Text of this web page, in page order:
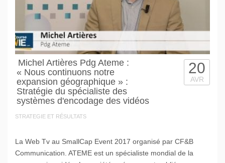
Michel Artières Pdg Ateme :
« Nous continuons notre
expansion géographique » :
Stratégie du spécialiste des
systèmes d'encodage des vidéos
STRATEGIE ET RÉSULTATS
20
AVR
La Web Tv au SmallCap Event 2017 organisé par CF&B
Communication. ATEME est un spécialiste mondial de la